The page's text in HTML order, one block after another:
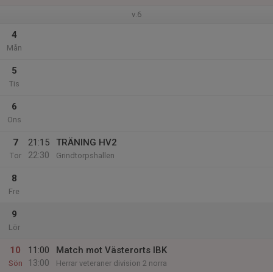
v.6
4
Mån
5
Tis
6
Ons
7
Tor
21:15
22:30
TRÄNING HV2
Grindtorpshallen
8
Fre
9
Lör
10
Sön
11:00
13:00
Match mot Västerorts IBK
Herrar veteraner division 2 norra